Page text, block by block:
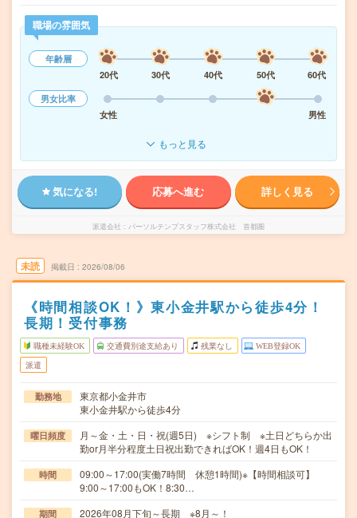
職場の雰囲気
年齢層
20代
30代 40代 50代
60代
男女比率
女性
男性
もっと見る
気になる! 応募へ進む 詳しく見る
派遣会社 パーソルテンプスタッフ株式会社 首都圏
未読 掲載日 2026/08/06
《時間相談OK！》東小金井駅から徒歩4分！
長期！受付事務
職種未経験OK 交通費別途支給あり 残業なし WEB登録OK
派遣
勤務地
東京都小金井市
東小金井駅から徒歩4分
曜日頻度
月～金・土・日・祝(週5日) ※シフト制 ※土日どちらか出
勤or月半分程度土日祝出勤できればOK！週4日もOK！
時間
09:00～17:00(実働7時間 休憩1時間)※【時間相談可】
9:00～17:00もOK！8:30…
期間 2026年08月下旬～長期 ※8月～！